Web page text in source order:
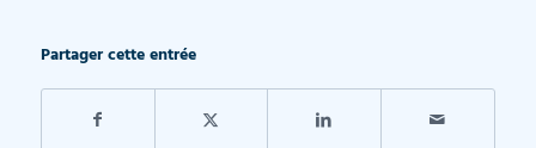
Partager cette entrée